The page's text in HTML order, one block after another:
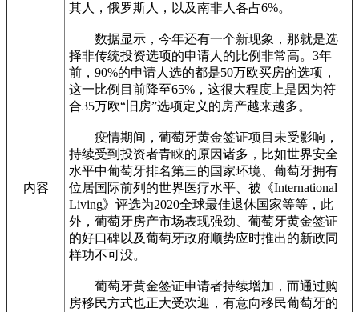
内容
其人，俄罗斯人，以及南非人各占6%。
数据显示，今年还有一个新现象，那就是选
择非传统投资选项的申请人的比例非常高。3年
前，90%的申请人选的都是50万欧买房的选项，
这一比例目前降至65%，这很大程度上是因为符
合35万欧“旧房”选项定义的房产越来越多。
疫情期间，葡萄牙黄金签证项目未受影响，
持续受到投资者青睐的原因诸多，比如世界安全
水平中葡萄牙排名第三的国家环境、葡萄牙拥有
位居国际前列的世界医疗水平、被《International
Living》评选为2020全球最佳退休国家等等，此
外，葡萄牙房产市场表现强劲、葡萄牙黄金签证
的好口碑以及葡萄牙政府顺势应时推出的新政同
样功不可没。
葡萄牙黄金签证申请者持续增加，而通过购
房移民方式也正大受欢迎，有意向移民葡萄牙的